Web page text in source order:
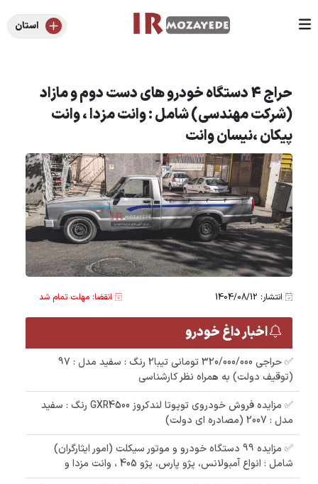
استان
حراج 4 دستگاه خودرو های دست دوم و مازاد
(شرکت مهندسی) شامل : وانت مزدا ، وانت
پیکان ،نیسان وانت
انتشار: 1404/08/12 انقضا: مهلت تمام شد
اخبار داغ خودرو
✅ حراجی 320/000/000 تومانی تیبا2 رنگ : سفید مدل : 97
(توقیف دولت) به همراه نظر کارشناسی
✅ مزایده فروش خودروی تویوتا لندکروز GXR4500 رنگ : سفید
مدل : 2007 (مصادره ای دولت)
✅ مزایده 99 دستگاه خودرو و موتور سیکلت (امور ایثارگران)
شامل : انواع آمبولانس، پژو پارس، پژو 405 ، وانت مزدا و